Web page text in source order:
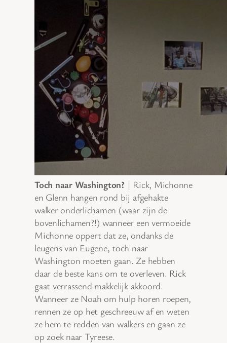
Toch naar Washington?| Rick, Michonne
en Glenn hangen rond bij afgehakte
walker onderlichamen (waar zijn de
bovenlichamen?!) wanneer een vermoeide
Michonne oppert dat ze, ondanks de
leugens van Eugene, toch naar
Washington moeten gaan. Ze hebben
daar de beste kans om te overleven. Rick
gaat verrassend makkelijk akkoord.
Wanneer ze Noah om hulp horen roepen,
rennen ze op het geschreeuw af en weten
ze hem te redden van walkers en gaan ze
op zoek naar Tyreese.